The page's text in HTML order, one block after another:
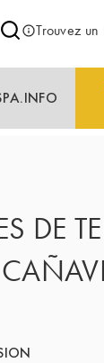
Trouvez un
DE